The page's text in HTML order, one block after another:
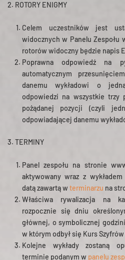
2. ROTORY ENIGMY
Celem uczestników jest
widocznych w Panelu Zespołu
rotorów widoczny będzie napis
Poprawna odpowiedź na
automatycznym
danemu wykładowi o
odpowiedzi na wszystkie
pożądanej pozycji (czyli
odpowiadającej danemu
3. TERMINY
Panel zespołu na stronie
aktywowany wraz z
datą zawartą wterminarzu na
Właściwa rywalizacja na
rozpocznie się dniu
głównej, o symbolicznej
w którym odbył się Kurs
Kolejne wykłady zostaną
terminie podanym w panelu